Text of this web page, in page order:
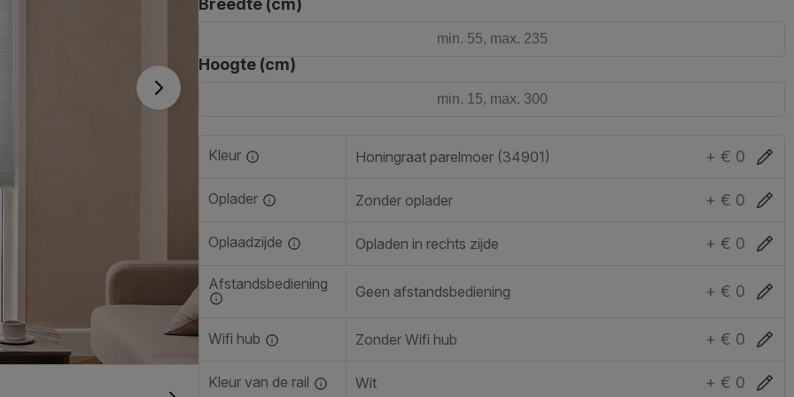
Breedte (cm)
Hoogte (cm)
Kleur Honingraat parelmoer (34901) + € 0
Oplader Zonder oplader + € 0
Oplaadzijde Opladen in rechts zijde + € 0
Afstandsbediening Geen afstandsbediening + € 0
Wifi hub Zonder Wifi hub + € 0
Kleur van de rail Wit + € 0